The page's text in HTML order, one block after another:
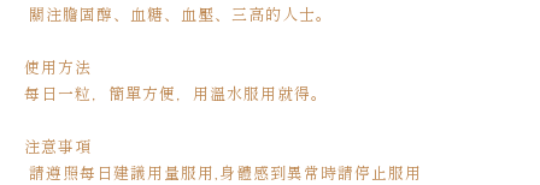
關注膽固醇、血糖、血壓、三高的人士。
使用方法
每日一粒，簡單方便，用溫水服用就得。
注意事項
請遵照每日建議用量服用,身體感到異常時請停止服用